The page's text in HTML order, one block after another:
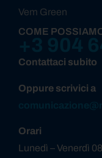
Vem Green
COME
Contattaci subito
Oppure scrivici a
Orari
Lunedì – Venerdì